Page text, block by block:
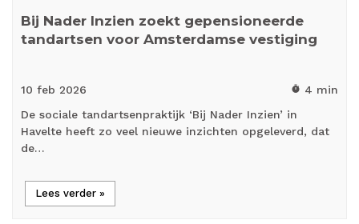
Bij Nader Inzien zoekt gepensioneerde
tandartsen voor Amsterdamse vestiging
10 feb 2026 timer 4 min
De sociale tandartsenpraktijk ‘Bij Nader Inzien’ in
Havelte heeft zo veel nieuwe inzichten opgeleverd, dat
de…
Lees verder »